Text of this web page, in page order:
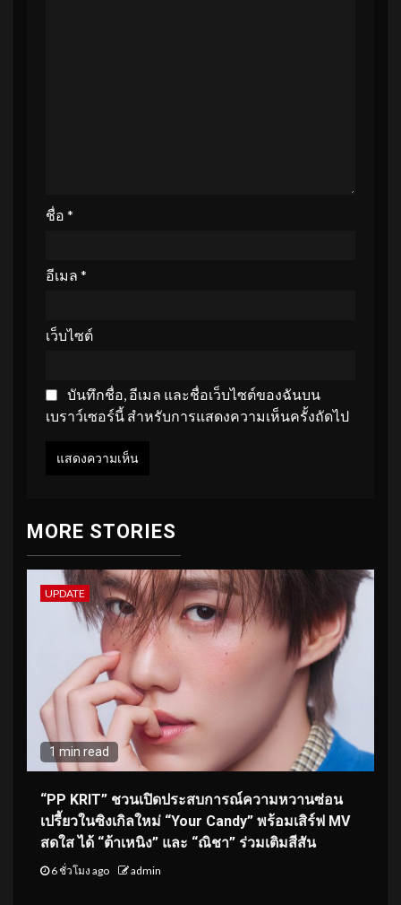
ชื่อ *
อีเมล *
เว็บไซต์
บันทึกชื่อ, อีเมล และชื่อเว็บไซต์ของฉันบน
เบราว์เซอร์นี้ สำหรับการแสดงความเห็นครั้งถัดไป
MORE STORIES
UPDATE
1 min read
“PP KRIT” ชวนเปิดประสบการณ์ความหวานซ่อน
เปรี้ยวในซิงเกิลใหม่ “Your Candy” พร้อมเสิร์ฟ MV
สดใส ได้ “ต้าเหนิง” และ “ณิชา” ร่วมเติมสีสัน
6 ชั่วโมง ago admin